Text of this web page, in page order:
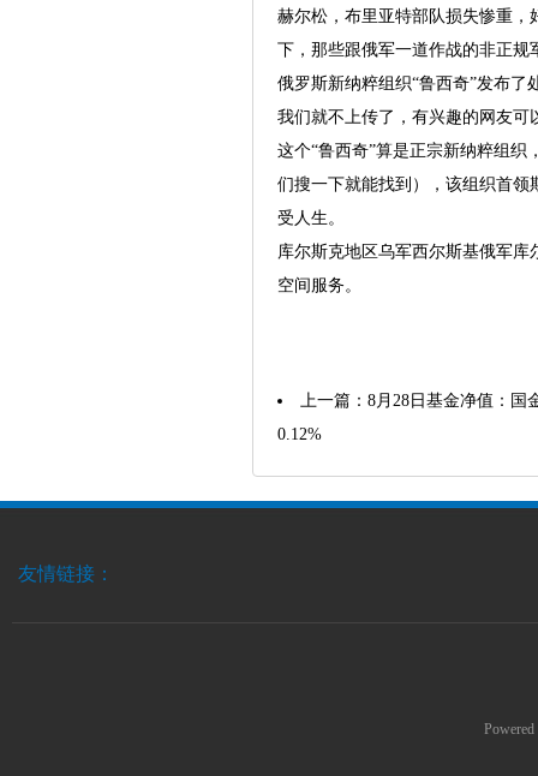
赫尔松，布里亚特部队损失惨重，
下，那些跟俄军一道作战的非正
俄罗斯新纳粹组织“鲁西奇”发布
我们就不上传了，有兴趣的网友可
这个“鲁西奇”算是正宗新纳粹组织
们搜一下就能找到），该组织首领
受人生。
库尔斯克地区乌军西尔斯基俄军
空间服务。
上一篇： 8月28日基金净值：国
0.12%
友情链接：